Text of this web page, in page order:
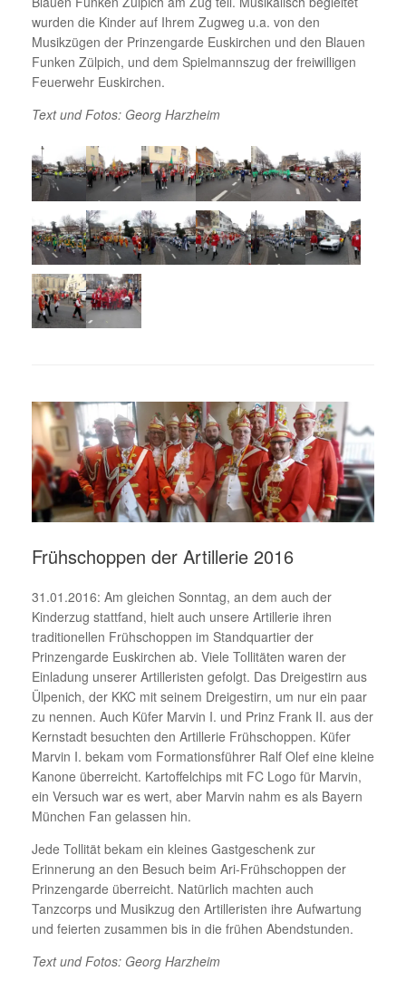
wurden die Kinder auf Ihrem Zugweg u.a. von den
Musikzügen der Prinzengarde Euskirchen und den Blauen
Funken Zülpich, und dem Spielmannszug der freiwilligen
Feuerwehr Euskirchen.
Text und Fotos: Georg Harzheim
Frühschoppen der Artillerie 2016
31.01.2016: Am gleichen Sonntag, an dem auch der
Kinderzug stattfand, hielt auch unsere Artillerie ihren
traditionellen Frühschoppen im Standquartier der
Prinzengarde Euskirchen ab. Viele Tollitäten waren der
Einladung unserer Artilleristen gefolgt. Das Dreigestirn aus
Ülpenich, der KKC mit seinem Dreigestirn, um nur ein paar
zu nennen. Auch Küfer Marvin I. und Prinz Frank II. aus der
Kernstadt besuchten den Artillerie Frühschoppen. Küfer
Marvin I. bekam vom Formationsführer Ralf Olef eine kleine
Kanone überreicht. Kartoffelchips mit FC Logo für Marvin,
ein Versuch war es wert, aber Marvin nahm es als Bayern
München Fan gelassen hin.
Jede Tollität bekam ein kleines Gastgeschenk zur
Erinnerung an den Besuch beim Ari-Frühschoppen der
Prinzengarde überreicht. Natürlich machten auch
Tanzcorps und Musikzug den Artilleristen ihre Aufwartung
und feierten zusammen bis in die frühen Abendstunden.
Text und Fotos: Georg Harzheim